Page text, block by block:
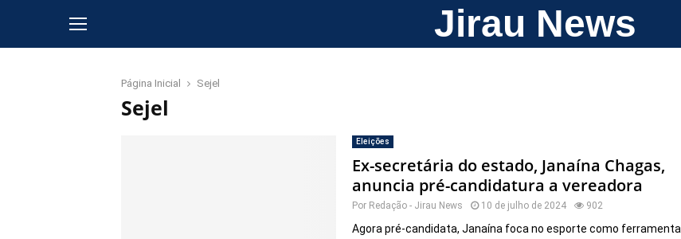
Jirau News
Página Inicial Sejel
Sejel
Eleições
Ex-secretária do estado, Janaína Chagas,
anuncia pré-candidatura a vereadora
Por Redação - Jirau News 10 de julho de 2024 902
Agora pré-candidata, Janaína foca no esporte como ferramenta